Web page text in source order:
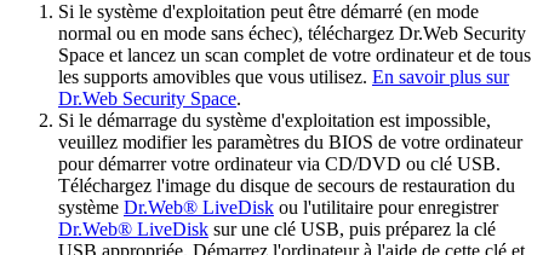
Si le système d'exploitation peut être démarré (en mode
normal ou en mode sans échec), téléchargez Dr.Web Security
Space et lancez un scan complet de votre ordinateur et de tous
les supports amovibles que vous utilisez. En savoir plus sur
Dr.Web Security Space.
Si le démarrage du système d'exploitation est impossible,
veuillez modifier les paramètres du BIOS de votre ordinateur
pour démarrer votre ordinateur via CD/DVD ou clé USB.
Téléchargez l'image du disque de secours de restauration du
système Dr.Web® LiveDisk ou l'utilitaire pour enregistrer
Dr.Web® LiveDisk sur une clé USB, puis préparez la clé